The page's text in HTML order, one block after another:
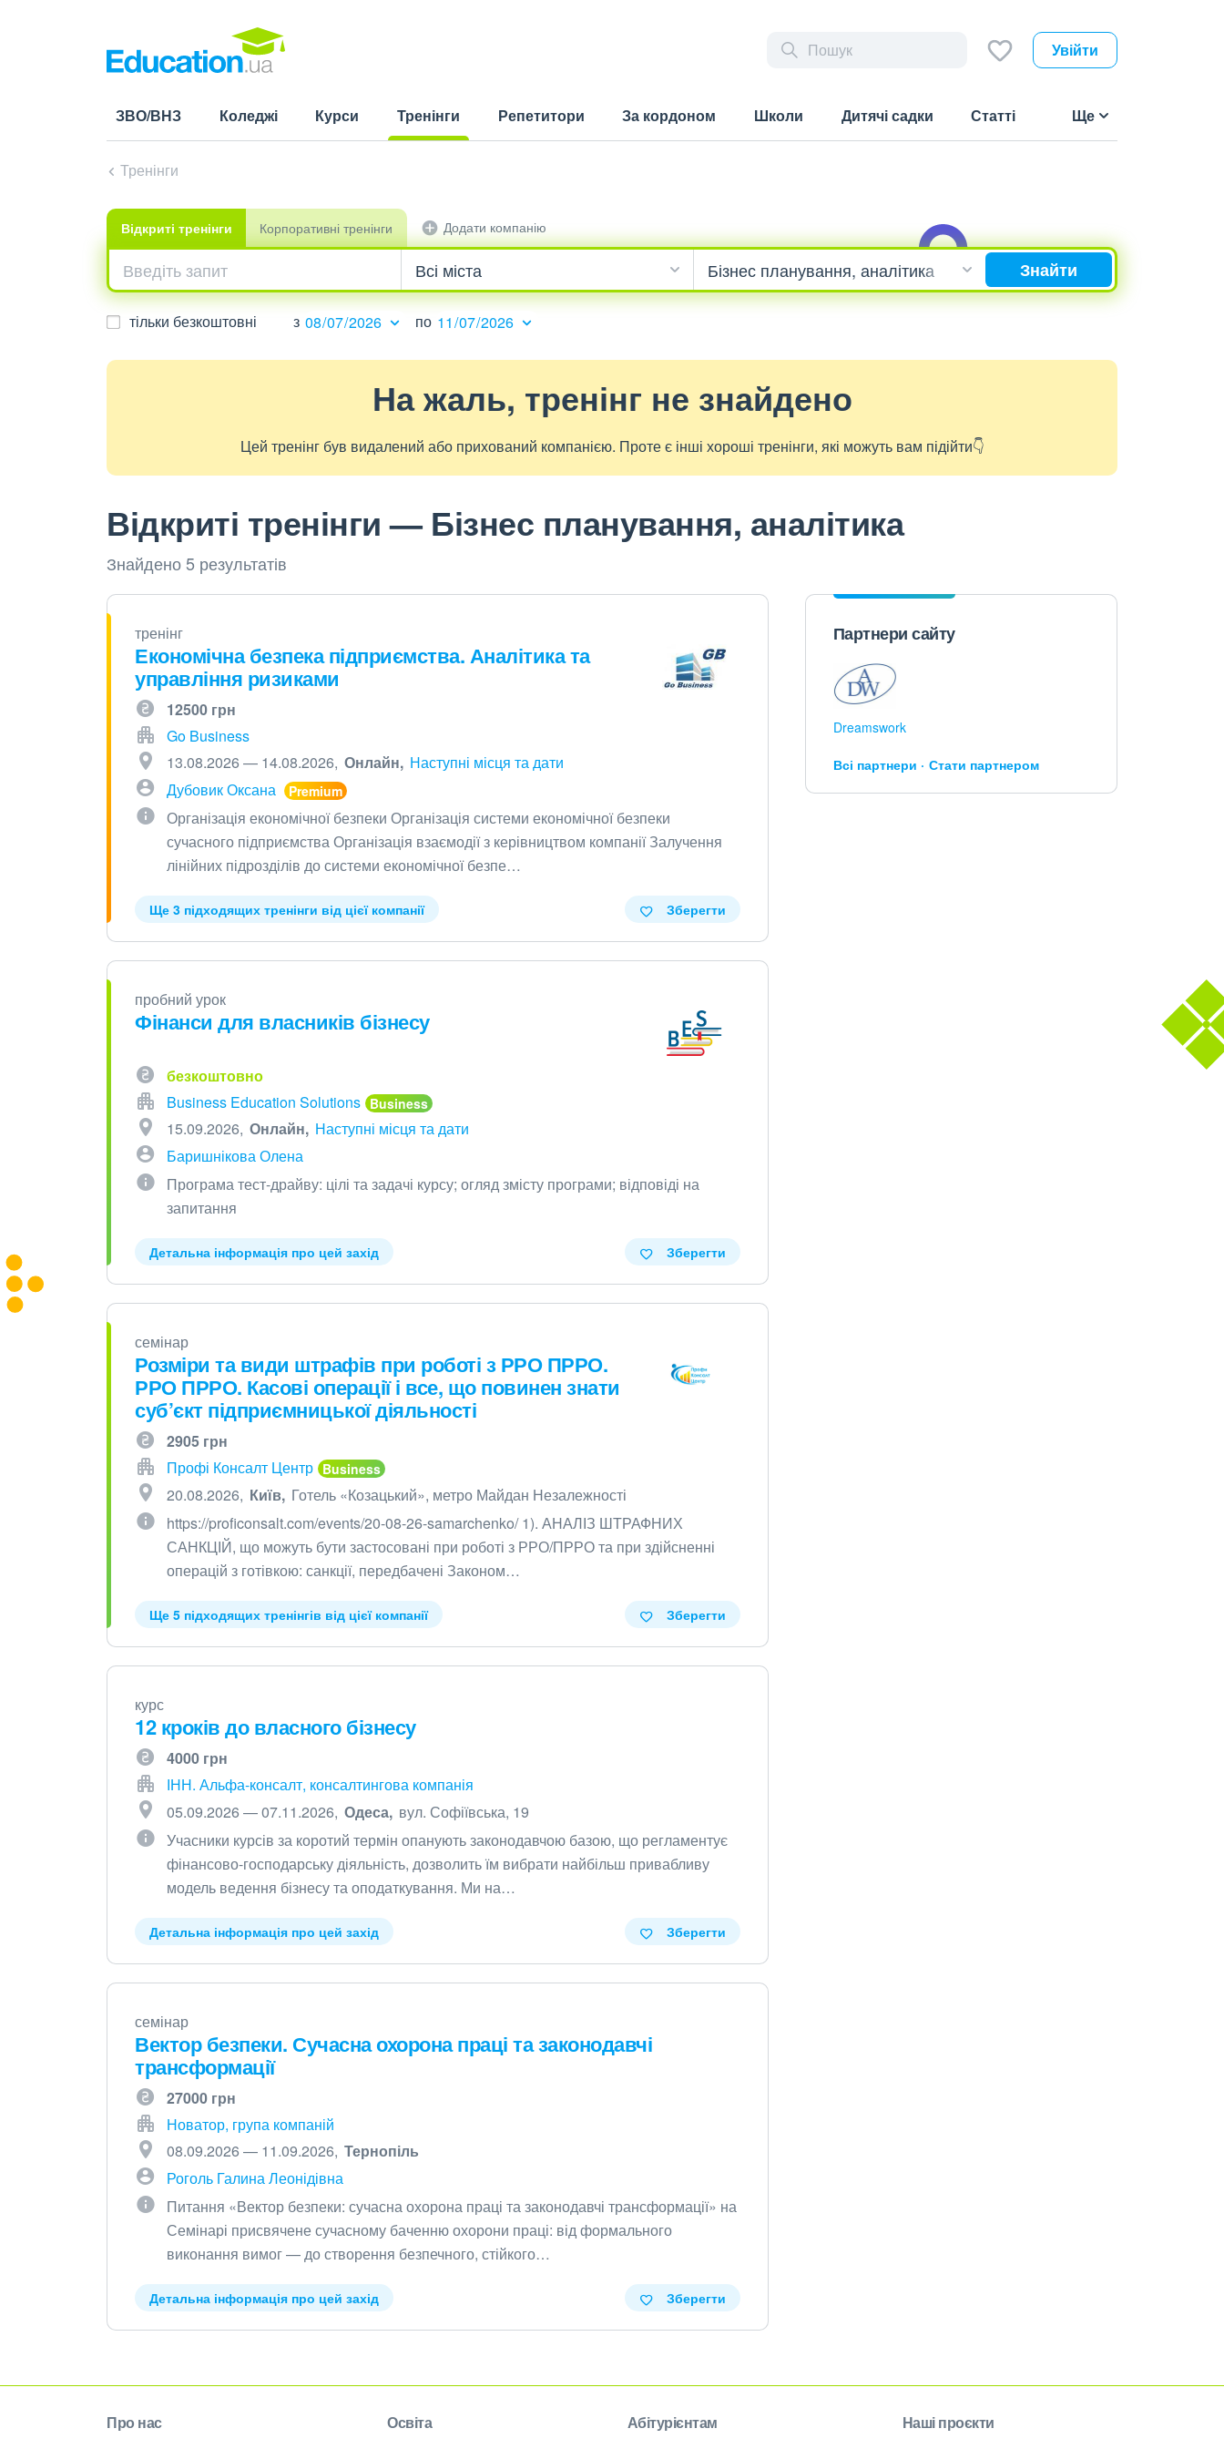
Увійти
ЗВО/ВНЗ Коледжі Курси
Тренінги
Репетитори За кордоном Школи Дитячі садки Статті Ще
Тренінги
Відкриті тренінги Корпоративні тренінги Додати компанію
Знайти
тільки безкоштовні з по
На жаль, тренінг не знайдено
Цей тренінг був видалений або прихований компанією. Проте є інші хороші тренінги, які можуть вам підійти👇
Відкриті тренінги — Бізнес планування, аналітика
Знайдено 5 результатів
тренінг
Економічна безпека підприємства. Аналітика та
управління ризиками
12500 грн
Go Business
13.08.2026 — 14.08.2026 Онлайн Наступні місця та дати
Дубовик Оксана
Організація економічної безпеки Організація системи економічної безпеки
сучасного підприємства Організація взаємодії з керівництвом компанії Залучення
лінійних підрозділів до системи економічної безпе…
Ще 3 підходящих тренінги від цієї компанії Зберегти
пробний урок
Фінанси для власників бізнесу
безкоштовно
Business Education Solutions
15.09.2026 Онлайн Наступні місця та дати
Баришнікова Олена
Програма тест-драйву: цілі та задачі курсу; огляд змісту програми; відповіді на
запитання
Детальна інформація про цей захід Зберегти
семінар
Розміри та види штрафів при роботі з РРО ПРРО.
РРО ПРРО. Касові операції і все, що повинен знати
суб’єкт підприємницької діяльності
2905 грн
Профі Консалт Центр
20.08.2026 Київ Готель «Козацький», метро Майдан Незалежності
https://proficonsalt.com/events/20-08-26-samarchenko/ 1). АНАЛІЗ ШТРАФНИХ
САНКЦІЙ, що можуть бути застосовані при роботі з РРО/ПРРО та при здійсненні
операцій з готівкою: санкції, передбачені Законом…
Ще 5 підходящих тренінгів від цієї компанії Зберегти
курс
12 кроків до власного бізнесу
4000 грн
ІНН. Альфа-консалт, консалтингова компанія
05.09.2026 — 07.11.2026 Одеса вул. Софіївська, 19
Учасники курсів за коротий термін опанують законодавчою базою, що регламентує
фінансово-господарську діяльність, дозволить їм вибрати найбільш привабливу
модель ведення бізнесу та оподаткування. Ми на…
Детальна інформація про цей захід Зберегти
семінар
Вектор безпеки. Сучасна охорона праці та законодавчі
трансформації
27000 грн
Новатор, група компаній
08.09.2026 — 11.09.2026 Тернопіль
Роголь Галина Леонідівна
Питання «Вектор безпеки: сучасна охорона праці та законодавчі трансформації» на
Семінарі присвячене сучасному баченню охорони праці: від формального
виконання вимог — до створення безпечного, стійкого…
Детальна інформація про цей захід Зберегти
Партнери сайту
Dreamswork
Всі партнери Стати партнером
Про нас Освіта Абітурієнтам Наші проєкти